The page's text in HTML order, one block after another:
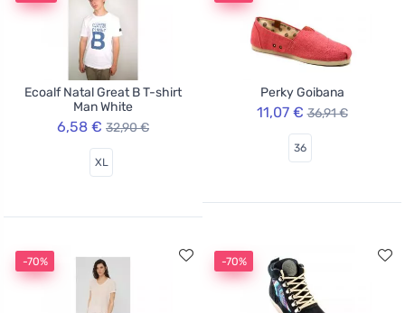
Ecoalf Natal Great B T-shirt
Man White
6,58 € 32,90 €
XL
Perky Goibana
11,07 € 36,91 €
36
-70% -70%